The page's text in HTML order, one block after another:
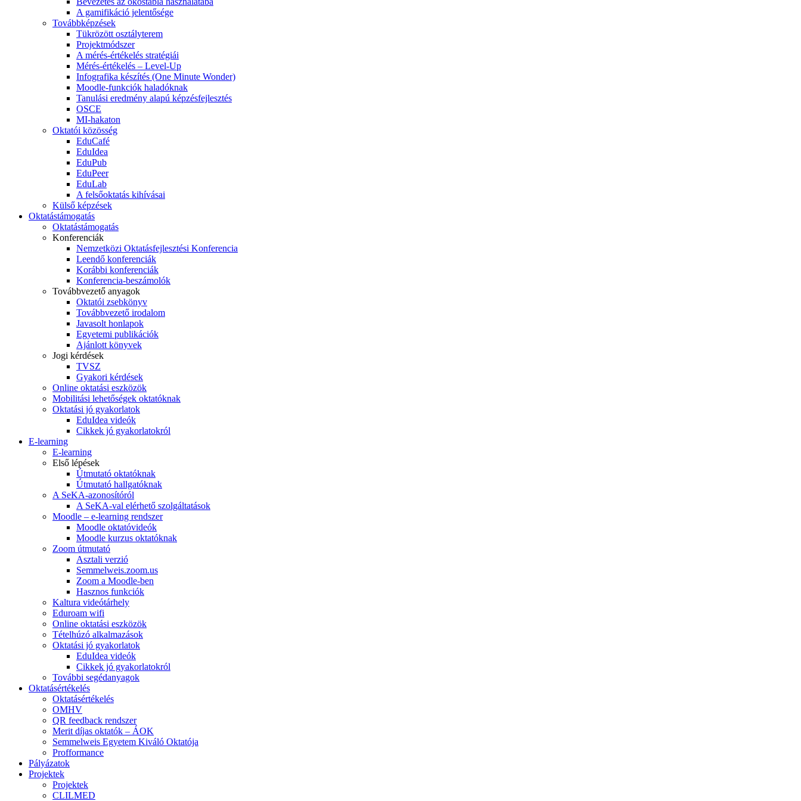
A gamifikáció jelentősége
Továbbképzések
Tükrözött osztályterem
Projektmódszer
A mérés-értékelés stratégiái
Mérés-értékelés – Level-Up
Infografika készítés (One Minute Wonder)
Moodle-funkciók haladóknak
Tanulási eredmény alapú képzésfejlesztés
OSCE
MI-hakaton
Oktatói közösség
EduCafé
EduIdea
EduPub
EduPeer
EduLab
A felsőoktatás kihívásai
Külső képzések
Oktatástámogatás
Oktatástámogatás
Konferenciák
Nemzetközi Oktatásfejlesztési Konferencia
Leendő konferenciák
Korábbi konferenciák
Konferencia-beszámolók
Továbbvezető anyagok
Oktatói zsebkönyv
Továbbvezető irodalom
Javasolt honlapok
Egyetemi publikációk
Ajánlott könyvek
Jogi kérdések
TVSZ
Gyakori kérdések
Online oktatási eszközök
Mobilitási lehetőségek oktatóknak
Oktatási jó gyakorlatok
EduIdea videók
Cikkek jó gyakorlatokról
E-learning
E-learning
Első lépések
Útmutató oktatóknak
Útmutató hallgatóknak
A SeKA-azonosítóról
A SeKA-val elérhető szolgáltatások
Moodle – e-learning rendszer
Moodle oktatóvideók
Moodle kurzus oktatóknak
Zoom útmutató
Asztali verzió
Semmelweis.zoom.us
Zoom a Moodle-ben
Hasznos funkciók
Kaltura videótárhely
Eduroam wifi
Online oktatási eszközök
Tételhúzó alkalmazások
Oktatási jó gyakorlatok
EduIdea videók
Cikkek jó gyakorlatokról
További segédanyagok
Oktatásértékelés
Oktatásértékelés
OMHV
QR feedback rendszer
Merit díjas oktatók – ÁOK
Semmelweis Egyetem Kiváló Oktatója
Profformance
Pályázatok
Projektek
Projektek
CLILMED